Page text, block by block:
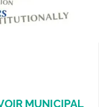
MUNICIPAL